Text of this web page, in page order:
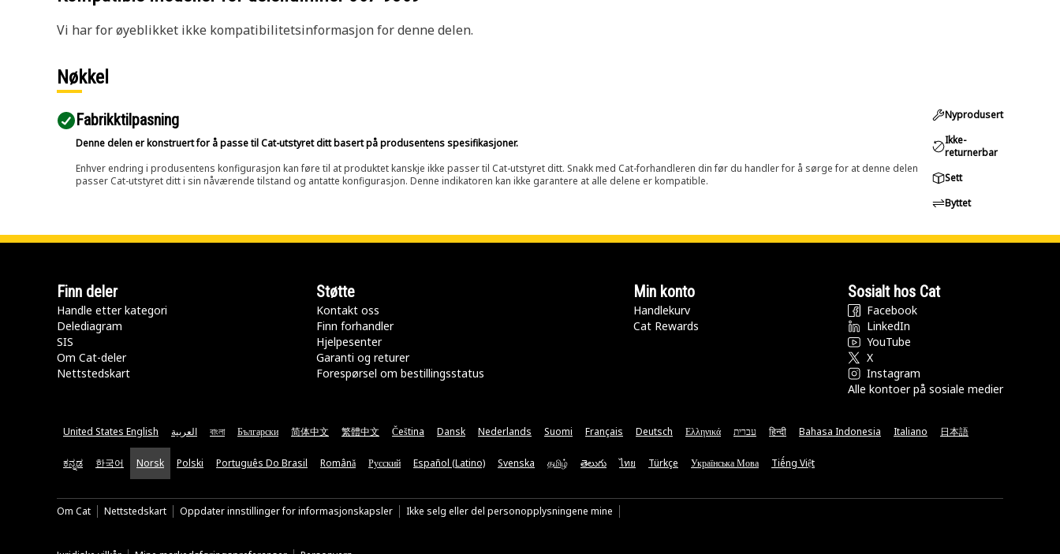
Vi har for øyeblikket ikke kompatibilitetsinformasjon for denne delen.
Nøkkel
Fabrikktilpasning
Denne delen er konstruert for å passe til Cat-utstyret ditt basert på produsentens spesifikasjoner.
Enhver endring i produsentens konfigurasjon kan føre til at produktet kanskje ikke passer til Cat-utstyret ditt. Snakk med Cat-forhandleren din før du handler for å sørge for at denne delen
passer Cat-utstyret ditt i sin nåværende tilstand og antatte konfigurasjon. Denne indikatoren kan ikke garantere at alle delene er kompatible.
Nyprodusert
Ikke-
returnerbar
Sett
Byttet
Finn deler
Handle etter kategori
Delediagram
SIS
Om Cat-deler
Nettstedskart
Støtte
Kontakt oss
Finn forhandler
Hjelpesenter
Garanti og returer
Forespørsel om bestillingsstatus
Min konto
Handlekurv
Cat Rewards
Sosialt hos Cat
Facebook
LinkedIn
YouTube
X
Instagram
Alle kontoer på sosiale medier
United States English العربية বাংলা Български 简体中文 繁體中文 Čeština Dansk Nederlands Suomi Français Deutsch Ελληνικά עברית हिन्दी Bahasa Indonesia Italiano 日本語
ಕನ್ನಡ 한국어 Norsk Polski Português Do Brasil Română Русский Español (Latino) Svenska தமிழ் తెలుగు ไทย Türkçe Українська Мова Tiếng Việt
Om Cat Nettstedskart Oppdater innstillinger for informasjonskapsler Ikke selg eller del personopplysningene mine